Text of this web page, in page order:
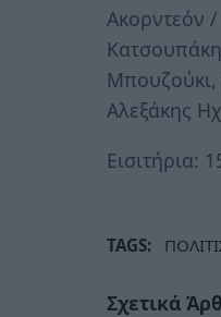
Ακορντεόν
Αλεξάκης
Εισιτήρια:
TAGS:
Σχετικά